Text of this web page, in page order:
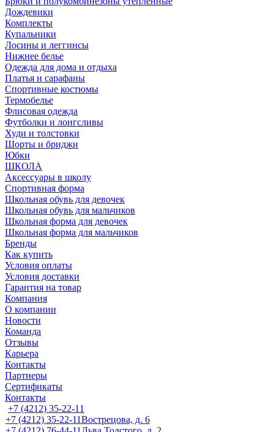
Дождевики
Комплекты
Купальники
Лосины и леггинсы
Нижнее белье
Одежда для дома и отдыха
Платья и сарафаны
Спортивные костюмы
Термобелье
Флисовая одежда
Футболки и лонгсливы
Худи и толстовки
Шорты и бриджи
Юбки
ШКОЛА
Аксессуары в школу
Спортивная форма
Школьная обувь для девочек
Школьная обувь для мальчиков
Школьная форма для девочек
Школьная форма для мальчиков
Бренды
Как купить
Условия оплаты
Условия доставки
Гарантия на товар
Компания
О компании
Новости
Команда
Отзывы
Карьера
Контакты
Партнеры
Сертификаты
Контакты
+7 (4212) 35-22-11
+7 (4212) 35-22-11Вострецова, д. 6